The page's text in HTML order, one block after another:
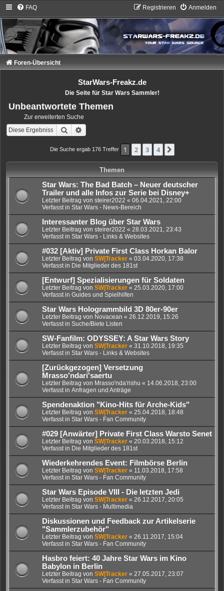
FAQ Anmelden
Registrieren
Foren-Übersicht
StarWars-Freakz.de
Die Seite für Star Wars Sammler!
Unbeantwortete Themen
Zur erweiterten Suche
Suche
Die Suche ergab 176 Treffer 1 2 3 4
Themen
Star Wars: The Bad Batch – Neuer deutscher
Trailer und alle Infos zur Serie bei Disney+
Letzter Beitrag von steirer2022 « 06.04.2021, 22:00
Verfasst in Star Wars - News-Bereich
Interessanter Blog über Star Wars
Letzter Beitrag von steirer2022 « 28.03.2021, 23:43
Verfasst in Star Wars - Links & Websites
#032 [Aktiv] Private First Class Horkan Balor
Letzter Beitrag von SW|Tracker « 03.04.2020, 17:38
Verfasst in Die Mitglieder des 181st
[Entwurf] Spezialisierungen für Soldaten
Letzter Beitrag von SW|Tracker « 25.03.2020, 17:00
Verfasst in Guides und Spielhilfen
Star Wars Hologrammbild 3D 80er-90er
Letzter Beitrag von Novacean « 26.12.2019, 15:26
Verfasst in Suche/Biete Listen
SW-Fanfilm: ODYSSEY: A Star Wars Story
Letzter Beitrag von SW|Tracker « 31.10.2018, 19:35
Verfasst in Star Wars - Links & Websites
[Zurückgezogen] Versetzung
Mrasso'ndari'saertu
Letzter Beitrag von Mrasso'nda'rishu « 14.06.2018, 23:00
Verfasst in Anfragen und Anträge
Spendenaktion "Kino-Hits für Arche-Kids"
Letzter Beitrag von SW|Tracker « 25.04.2018, 18:48
Verfasst in Star Wars - Fan Community
#029 [Anwärter] Private First Class Warsto Senet
Letzter Beitrag von SW|Tracker « 20.03.2018, 15:12
Verfasst in Die Mitglieder des 181st
Wiederkehrendes Event: Filmbörse Berlin
Letzter Beitrag von SW|Tracker « 11.03.2018, 17:58
Verfasst in Star Wars - Fan Community
Star Wars Episode VIII - Die letzten Jedi
Letzter Beitrag von SW|Tracker « 26.12.2017, 20:05
Verfasst in Star Wars - Multimedia
Diskussionen und Feedback zur Artikelserie
"Sammlerzubehör"
Letzter Beitrag von SW|Tracker « 26.11.2017, 15:04
Verfasst in Star Wars - Fan Community
Hasbro feiert: 40 Jahre Star Wars im Kino
Babylon in Berlin
Letzter Beitrag von SW|Tracker « 27.05.2017, 23:07
Verfasst in Star Wars - Fan Community